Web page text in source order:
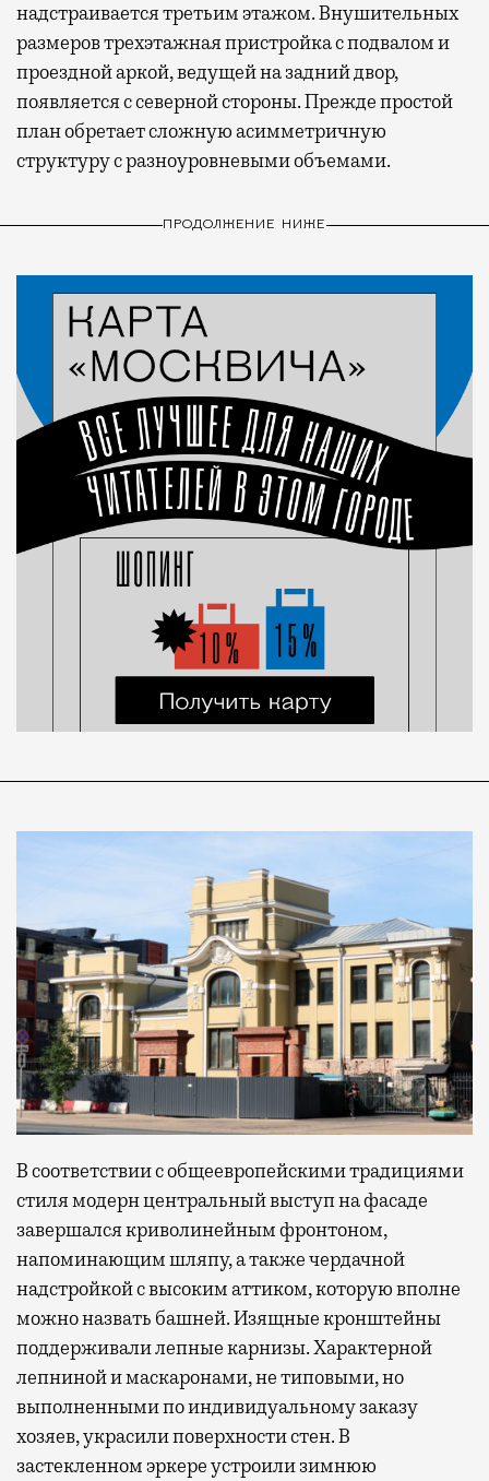
надстраивается третьим этажом. Внушительных
размеров трехэтажная пристройка с подвалом и
проездной аркой, ведущей на задний двор,
появляется с северной стороны. Прежде простой
план обретает сложную асимметричную
структуру с разноуровневыми объемами.
ПРОДОЛЖЕНИЕ НИЖЕ
В соответствии с общеевропейскими традициями
стиля модерн центральный выступ на фасаде
завершался криволинейным фронтоном,
напоминающим шляпу, а также чердачной
надстройкой с высоким аттиком, которую вполне
можно назвать башней. Изящные кронштейны
поддерживали лепные карнизы. Характерной
лепниной и маскаронами, не типовыми, но
выполненными по индивидуальному заказу
хозяев, украсили поверхности стен. В
застекленном эркере устроили зимнюю